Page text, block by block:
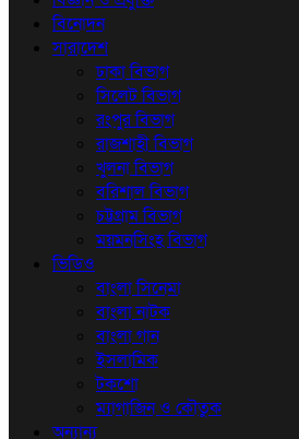
বিনোদন
সারাদেশ
ঢাকা বিভাগ
সিলেট বিভাগ
রংপুর বিভাগ
রাজশাহী বিভাগ
খুলনা বিভাগ
বরিশাল বিভাগ
চট্টগ্রাম বিভাগ
ময়মনসিংহ বিভাগ
ভিডিও
বাংলা সিনেমা
বাংলা নাটক
বাংলা গান
ইসলামিক
টকশো
ম্যাগাজিন ও কৌতুক
অন্যান্য